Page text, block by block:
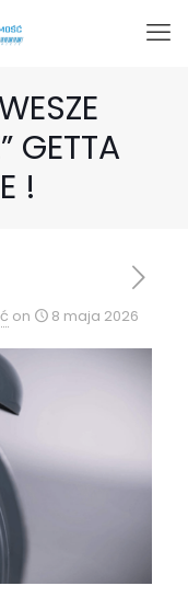
GETTA
!
on 8 maja 2026